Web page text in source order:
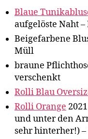
Blaue
aufgelöste Naht
Beigefarbene
Müll
braune
verschenkt
Rolli Blau
Rolli Orange
und unter den
sehr hinterher!)